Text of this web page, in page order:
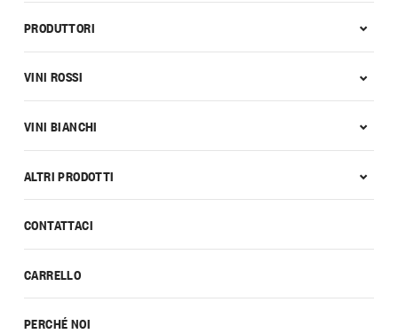
CONTATTACI
CARRELLO
PERCHÉ NOI
PRODUTTORI
VINI ROSSI
VINI BIANCHI
ALTRI PRODOTTI